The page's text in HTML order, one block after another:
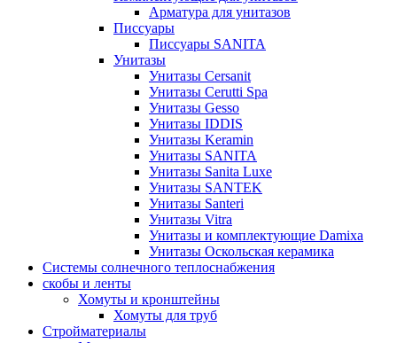
Арматура для унитазов
Писсуары
Писсуары SANITA
Унитазы
Унитазы Cersanit
Унитазы Cerutti Spa
Унитазы Gesso
Унитазы IDDIS
Унитазы Keramin
Унитазы SANITA
Унитазы Sanita Luxe
Унитазы SANTEK
Унитазы Santeri
Унитазы Vitra
Унитазы и комплектующие Damixa
Унитазы Оскольская керамика
Системы солнечного теплоснабжения
скобы и ленты
Хомуты и кронштейны
Хомуты для труб
Стройматериалы